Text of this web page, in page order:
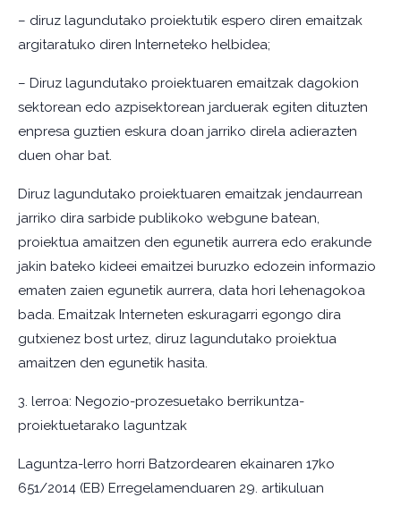
– diruz lagundutako proiektutik espero diren emaitzak
argitaratuko diren Interneteko helbidea;
– Diruz lagundutako proiektuaren emaitzak dagokion
sektorean edo azpisektorean jarduerak egiten dituzten
enpresa guztien eskura doan jarriko direla adierazten
duen ohar bat.
Diruz lagundutako proiektuaren emaitzak jendaurrean
jarriko dira sarbide publikoko webgune batean,
proiektua amaitzen den egunetik aurrera edo erakunde
jakin bateko kideei emaitzei buruzko edozein informazio
ematen zaien egunetik aurrera, data hori lehenagokoa
bada. Emaitzak Interneten eskuragarri egongo dira
gutxienez bost urtez, diruz lagundutako proiektua
amaitzen den egunetik hasita.
3. lerroa: Negozio-prozesuetako berrikuntza-
proiektuetarako laguntzak
Laguntza-lerro horri Batzordearen ekainaren 17ko
651/2014 (EB) Erregelamenduaren 29. artikuluan